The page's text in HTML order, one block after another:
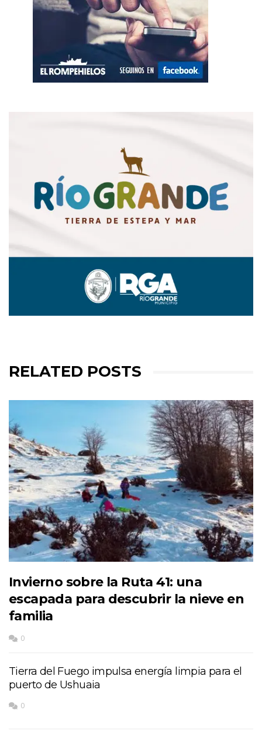
RELATED POSTS
Invierno sobre la Ruta 41: una
escapada para descubrir la nieve en
familia
0
Tierra del Fuego impulsa energía limpia para el
puerto de Ushuaia
0